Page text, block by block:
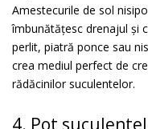
Amestecurile de sol
îmbunătățesc drenajul și
perlit, piatră ponce sau
crea mediul perfect de
rădăcinilor suculentelor.
4. Pot